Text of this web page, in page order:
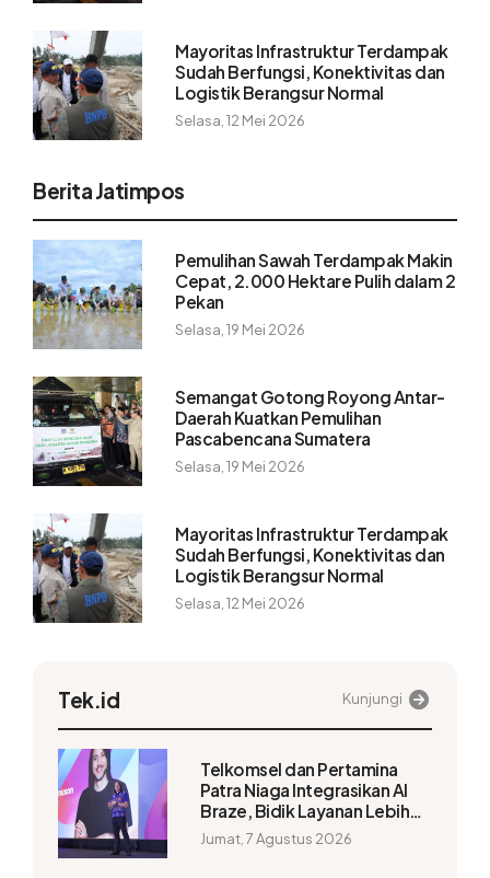
Mayoritas Infrastruktur Terdampak
Sudah Berfungsi, Konektivitas dan
Logistik Berangsur Normal
Selasa, 12 Mei 2026
Berita Jatimpos
Pemulihan Sawah Terdampak Makin
Cepat, 2.000 Hektare Pulih dalam 2
Pekan
Selasa, 19 Mei 2026
Semangat Gotong Royong Antar-
Daerah Kuatkan Pemulihan
Pascabencana Sumatera
Selasa, 19 Mei 2026
Mayoritas Infrastruktur Terdampak
Sudah Berfungsi, Konektivitas dan
Logistik Berangsur Normal
Selasa, 12 Mei 2026
Tek.id Kunjungi
Telkomsel dan Pertamina
Patra Niaga Integrasikan AI
Braze, Bidik Layanan Lebih
Personal
Jumat, 7 Agustus 2026